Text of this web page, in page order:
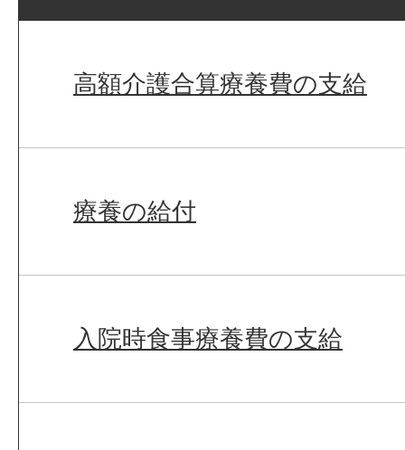
高額介護合算療養費の支給
療養の給付
入院時食事療養費の支給